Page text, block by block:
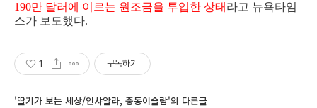
190만 달러에 이르는 원조금을 투입한 상태 라고 뉴욕타임
스가 보도했다.
1 구독하기
'딸기가 보는 세상/인샤알라, 중동이슬람'의 다른글